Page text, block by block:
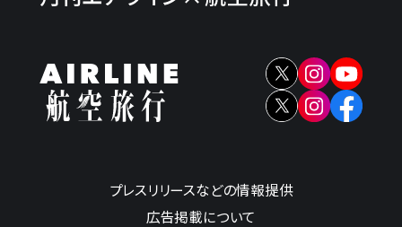
プレスリリースなどの情報提供
広告掲載について